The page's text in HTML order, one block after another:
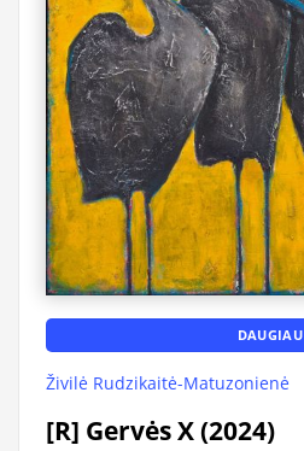
DAUGIAU
Živilė Rudzikaitė-Matuzonienė
[R] Gervės X (2024)